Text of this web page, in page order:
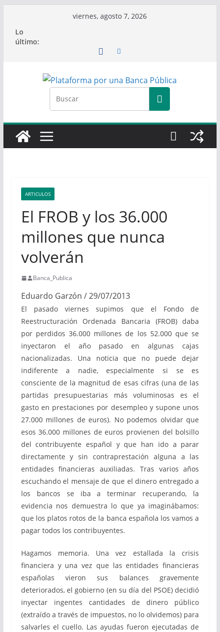
contenido
viernes, agosto 7, 2026
Lo
último:
ARTICULOS
El FROB y los 36.000
millones que nunca
volverán
Banca_Publica
Eduardo Garzón / 29/07/2013
El pasado viernes supimos que el Fondo de
Reestructuración Ordenada Bancaria (FROB) daba
por perdidos 36.000 millones de los 52.000 que se
inyectaron el año pasado en algunas cajas
nacionalizadas. Una noticia que no puede dejar
indiferente a nadie, especialmente si se es
consciente de la magnitud de esas cifras (una de las
partidas presupuestarias más voluminosas es el
gasto en prestaciones por desempleo y supone unos
27.000 millones de euros). No podemos olvidar que
esos 36.000 millones de euros provienen del bolsillo
del contribuyente español y que han ido a parar
directamente y sin contraprestación alguna a las
entidades financieras auxiliadas. Tras varios años
escuchando el mensaje de que el dinero entregado a
los bancos se iba a terminar recuperando, la
evidencia nos demuestra lo que ya imaginábamos:
que los platos rotos de la banca española los vamos a
pagar todos los contribuyentes.
Hagamos memoria. Una vez estallada la crisis
financiera y una vez que las entidades financieras
españolas vieron sus balances gravemente
deteriorados, el gobierno (en su día del PSOE) decidió
inyectar ingentes cantidades de dinero público
(extraído a través de impuestos, no lo olvidemos) para
salvarles el cuello. Las ayudas fueron ejecutadas de